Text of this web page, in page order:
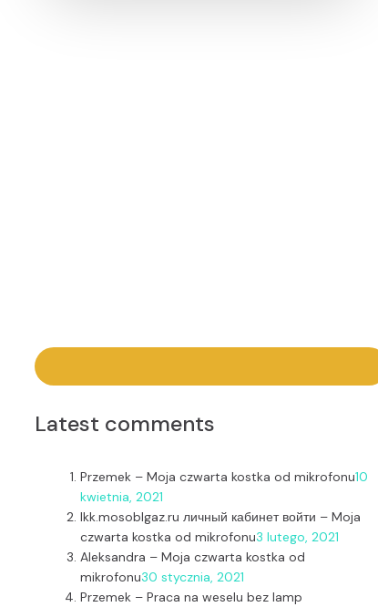
Latest comments
Przemek – Moja czwarta kostka od mikrofonu10
kwietnia, 2021
lkk.mosoblgaz.ru личный кабинет войти – Moja
czwarta kostka od mikrofonu3 lutego, 2021
Aleksandra – Moja czwarta kostka od
mikrofonu30 stycznia, 2021
Przemek – Praca na weselu bez lamp